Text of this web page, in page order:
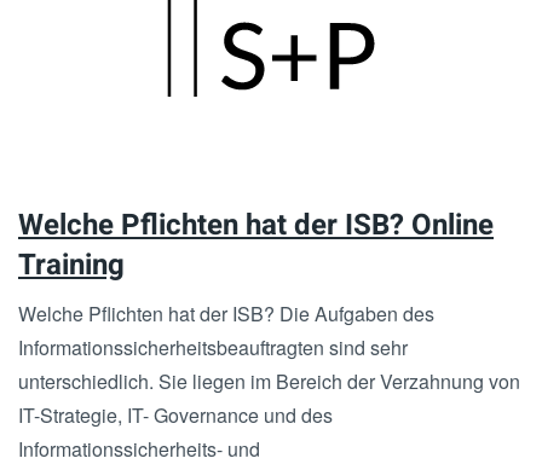
Welche Pflichten hat der ISB? Online
Training
Welche Pflichten hat der ISB? Die Aufgaben des
Informationssicherheitsbeauftragten sind sehr
unterschiedlich. Sie liegen im Bereich der Verzahnung von
IT-Strategie, IT- Governance und des
Informationssicherheits- und